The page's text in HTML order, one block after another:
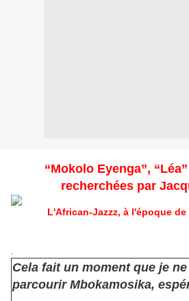
“Mokolo Eyenga”,
recherchées par
L'African-Jazzz, à l'époque
Cela fait un moment que je
parcourir Mbokamosika,